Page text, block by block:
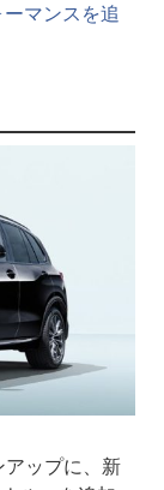
マンスを追
アップに、新